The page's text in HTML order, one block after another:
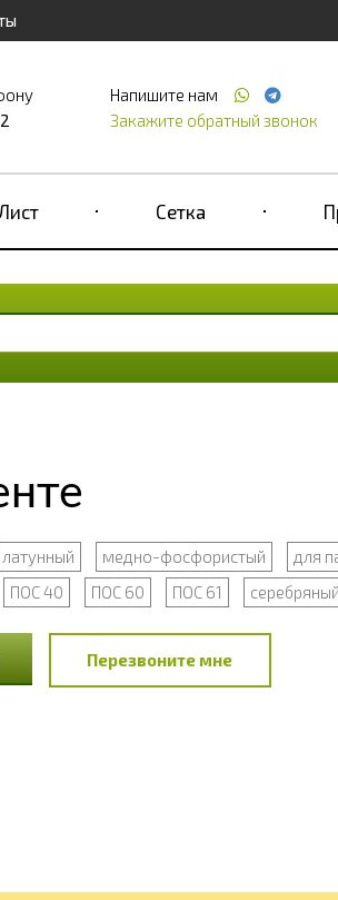
Напишите нам
Закажите обратный звонок
Сетка
латунный медно-фосфористый
для
ПОС 40 ПОС 60 ПОС 61 серебряный
Перезвоните мне